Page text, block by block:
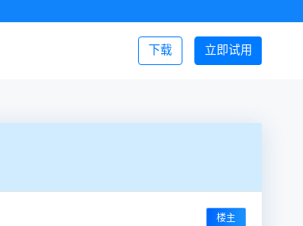
立即试用
下载 登录/注册
楼主